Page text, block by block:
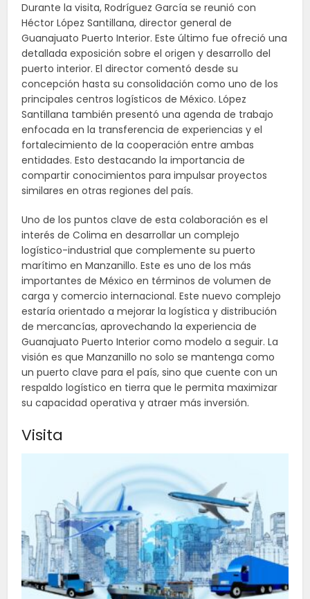
Durante la visita, Rodríguez García se reunió con
Héctor López Santillana, director general de
Guanajuato Puerto Interior. Este último fue ofreció una
detallada exposición sobre el origen y desarrollo del
puerto interior. El director comentó desde su
concepción hasta su consolidación como uno de los
principales centros logísticos de México. López
Santillana también presentó una agenda de trabajo
enfocada en la transferencia de experiencias y el
fortalecimiento de la cooperación entre ambas
entidades. Esto destacando la importancia de
compartir conocimientos para impulsar proyectos
similares en otras regiones del país.
Uno de los puntos clave de esta colaboración es el
interés de Colima en desarrollar un complejo
logístico-industrial que complemente su puerto
marítimo en Manzanillo. Este es uno de los más
importantes de México en términos de volumen de
carga y comercio internacional. Este nuevo complejo
estaría orientado a mejorar la logística y distribución
de mercancías, aprovechando la experiencia de
Guanajuato Puerto Interior como modelo a seguir. La
visión es que Manzanillo no solo se mantenga como
un puerto clave para el país, sino que cuente con un
respaldo logístico en tierra que le permita maximizar
su capacidad operativa y atraer más inversión.
Visita